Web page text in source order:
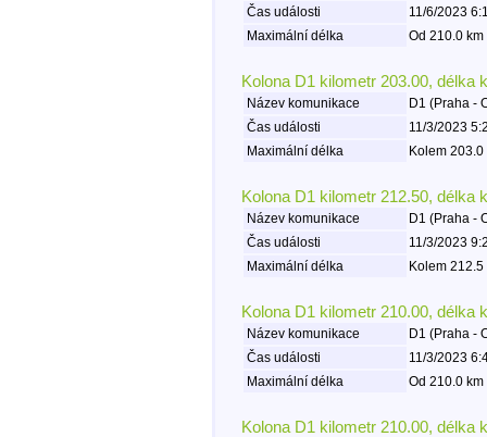
Čas události
11/6/2023
Maximální délka
Od 210.0
Kolona D1 kilometr 203.00, délka
Název komunikace
D1 (Praha -
Čas události
11/3/2023
Maximální délka
Kolem
Kolona D1 kilometr 212.50, délka
Název komunikace
D1 (Praha -
Čas události
11/3/2023
Maximální délka
Kolem
Kolona D1 kilometr 210.00, délka
Název komunikace
D1 (Praha -
Čas události
11/3/2023
Maximální délka
Od 210.0
Kolona D1 kilometr 210.00, délka